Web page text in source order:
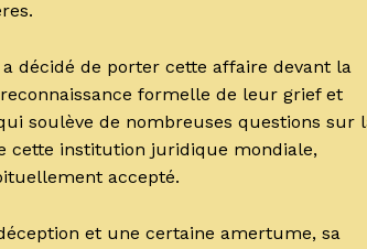
décidé de porter cette affaire devant la
formelle de leur grief et
soulève de nombreuses questions sur
cette institution juridique mondiale,
accepté.
et une certaine amertume, sa